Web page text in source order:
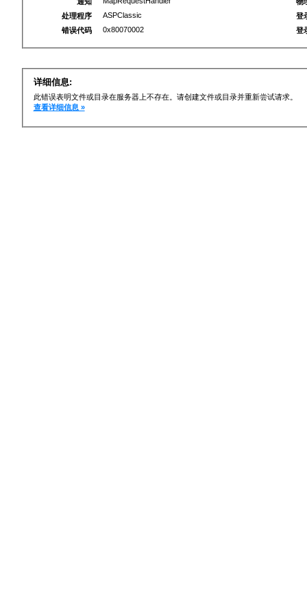
处理程序
ASPClassic
错误代码
0x80070002
登
登
详细信息:
此错误表明文件或目录在服务器上不存在。请创建文件或目录并重新尝试请求。
查看详细信息 »